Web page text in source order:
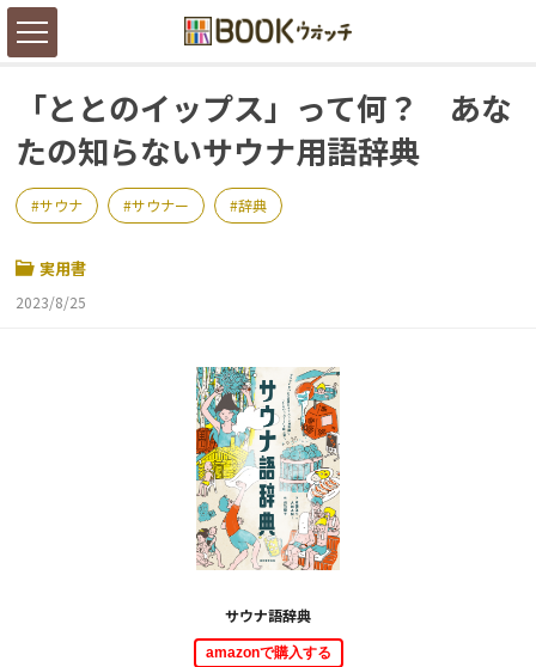
「ととのイップス」って何？ あな
たの知らないサウナ用語辞典
サウナ サウナー 辞典
実用書
2023/8/25
サウナ語辞典
amazonで購入する